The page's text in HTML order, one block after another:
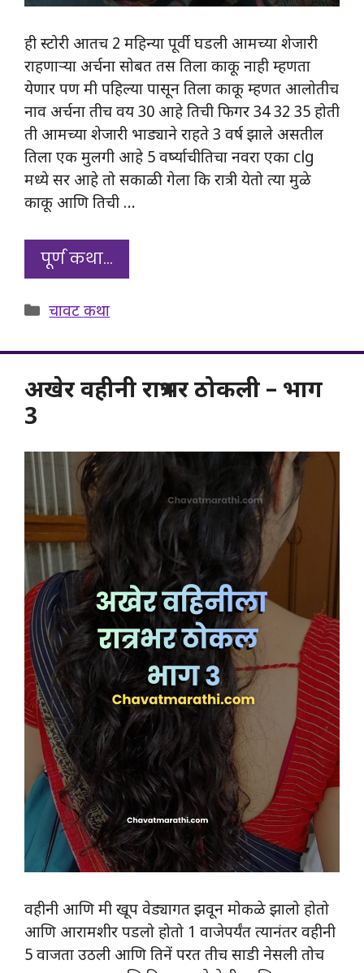
ही स्टोरी आतच 2 महिन्या पूर्वी घडली आमच्या शेजारी
राहणाऱ्या अर्चना सोबत तस तिला काकू नाही म्हणता
येणार पण मी पहिल्या पासून तिला काकू म्हणत आलोतीच
नाव अर्चना तीच वय 30 आहे तिची फिगर 34 32 35 होती
ती आमच्या शेजारी भाड्याने राहते 3 वर्ष झाले असतील
तिला एक मुलगी आहे 5 वर्ष्याचीतिचा नवरा एका clg
मध्ये सर आहे तो सकाळी गेला कि रात्री येतो त्या मुळे
काकू आणि तिची …
पूर्ण कथा…
Categories
चावट कथा
अखेर वहीनी रात्रभर ठोकली – भाग
3
वहीनी आणि मी खूप वेड्यागत झवून मोकळे झालो होतो
आणि आरामशीर पडलो होतो 1 वाजेपर्यंत त्यानंतर वहीनी
5 वाजता उठली आणि तिनें परत तीच साडी नेसली तोच